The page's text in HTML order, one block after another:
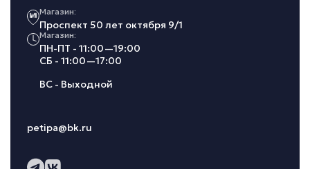
Магазин:
Проспект 50 лет октября 9/1
Магазин:
ПН-ПТ - 11:00—19:00
СБ - 11:00—17:00
ВС - Выходной
petipa@bk.ru